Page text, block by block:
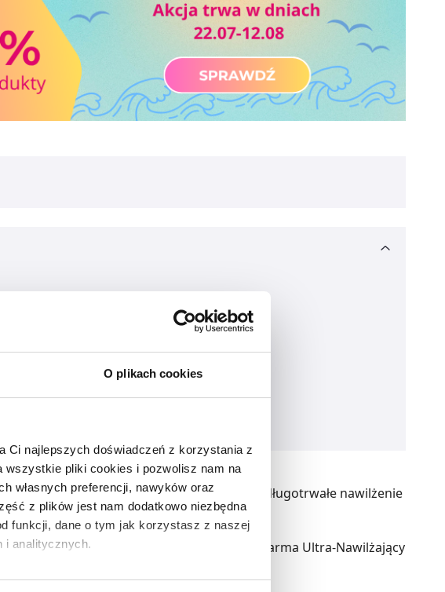
O plikach cookies
Ci najlepszych doświadczeń z korzystania z
wszystkie pliki cookies i pozwolisz nam na
własnych preferencji, nawyków oraz
z plików jest nam dodatkowo niezbędna
funkcji, dane o tym jak korzystasz z naszej
i analitycznych.
z którymi wiąże się zbieranie danych o
suchości i swędzenia oraz zapewnia długotrwałe nawilżenie
suchością okolic intymnych. Lactacyd® Pharma Ultra-Nawilżający